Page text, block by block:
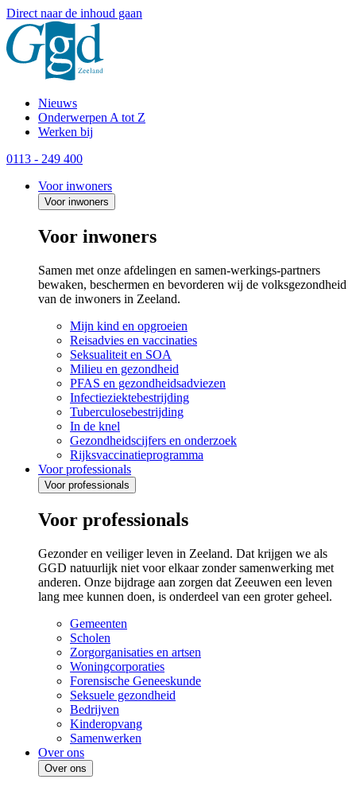
Direct naar de inhoud gaan
Nieuws
Onderwerpen A tot Z
Werken bij
0113 - 249 400
Voor inwoners
Voor inwoners
Voor inwoners
Samen met onze afdelingen en samen-werkings-partners
bewaken, beschermen en bevorderen wij de volksgezondheid
van de inwoners in Zeeland.
Mijn kind en opgroeien
Reisadvies en vaccinaties
Seksualiteit en SOA
Milieu en gezondheid
PFAS en gezondheidsadviezen
Infectieziektebestrijding
Tuberculosebestrijding
In de knel
Gezondheidscijfers en onderzoek
Rijksvaccinatieprogramma
Voor professionals
Voor professionals
Voor professionals
Gezonder en veiliger leven in Zeeland. Dat krijgen we als
GGD natuurlijk niet voor elkaar zonder samenwerking met
anderen. Onze bijdrage aan zorgen dat Zeeuwen een leven
lang mee kunnen doen, is onderdeel van een groter geheel.
Gemeenten
Scholen
Zorgorganisaties en artsen
Woningcorporaties
Forensische Geneeskunde
Seksuele gezondheid
Bedrijven
Kinderopvang
Samenwerken
Over ons
Over ons